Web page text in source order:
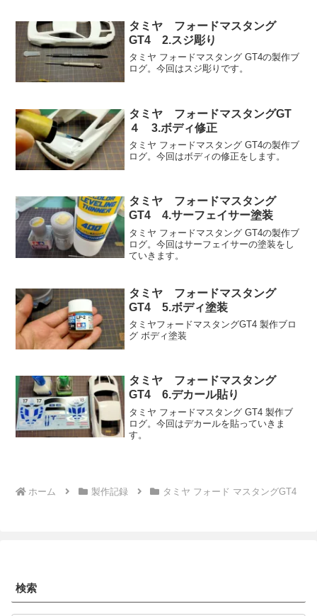
タミヤ フォードマスタング
GT4 2.スジ彫り
タミヤ フォードマスタング GT4の製作ブ
ログ。今回はスジ彫りです。
タミヤ フォードマスタングGT
４ 3.ボディ修正
タミヤ フォードマスタング GT4の製作ブ
ログ。今回はボディの修正をします。
タミヤ フォードマスタング
GT4 4.サーフェイサー塗装
タミヤ フォードマスタング GT4の製作ブ
ログ。今回はサーフェイサーの塗装をし
ていきます。
タミヤ フォードマスタング
GT4 5.ボディ塗装
タミヤフォードマスタングGT4 製作ブロ
グ ボディ塗装
タミヤ フォードマスタング
GT4 6.デカール貼り
タミヤ フォードマスタング GT4 製作ブ
ログ。今回はデカールを貼っていきま
す。
ホーム 製作記録 タミヤ フォード マスタングGT4
検索